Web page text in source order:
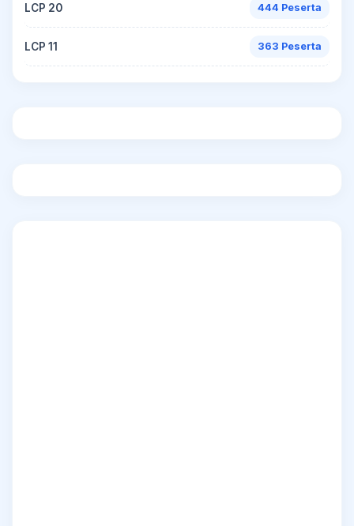
LCP 20 444 Peserta
LCP 11 363 Peserta